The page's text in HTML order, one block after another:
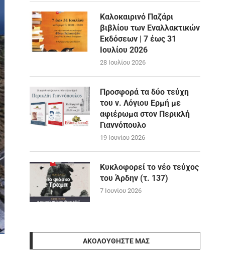
Καλοκαιρινό Παζάρι
βιβλίου των Εναλλακτικών
Εκδόσεων | 7 έως 31
Ιουλίου 2026
28 Ιουλίου 2026
Προσφορά τα δύο τεύχη
του ν. Λόγιου Ερμή με
αφιέρωμα στον Περικλή
Γιαννόπουλο
19 Ιουνίου 2026
Κυκλοφορεί το νέο τεύχος
του Άρδην (τ. 137)
7 Ιουνίου 2026
ΑΚΟΛΟΥΘΉΣΤΕ ΜΑΣ